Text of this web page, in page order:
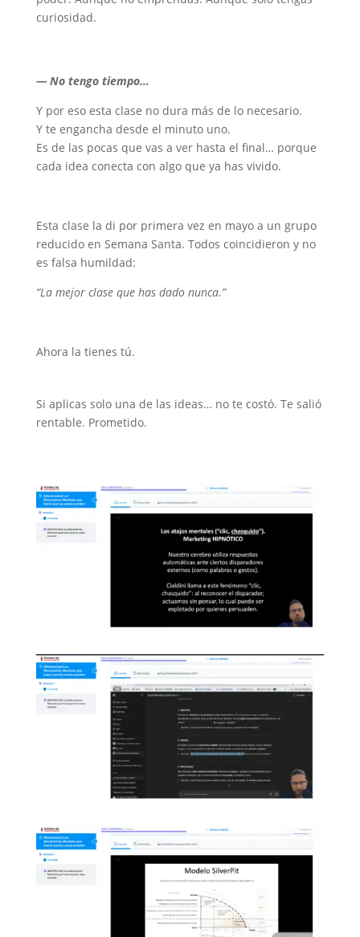
curiosidad.
— No tengo tiempo…
Y por eso esta clase no dura más de lo necesario.
Y te engancha desde el minuto uno.
Es de las pocas que vas a ver hasta el final… porque
cada idea conecta con algo que ya has vivido.
Esta clase la di por primera vez en mayo a un grupo
reducido en Semana Santa. Todos coincidieron y no
es falsa humildad:
“La mejor clase que has dado nunca.”
Ahora la tienes tú.
Si aplicas solo una de las ideas… no te costó. Te salió
rentable. Prometido.